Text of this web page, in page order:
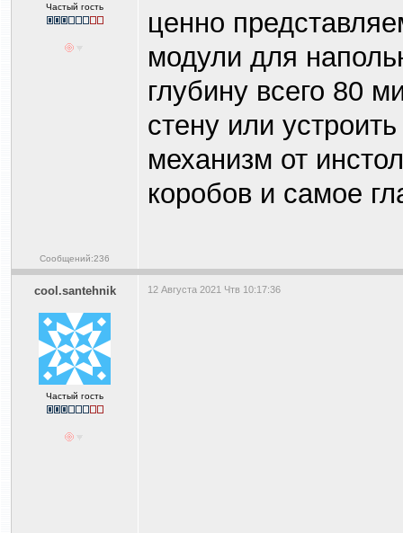
Частый гость
Сообщений:236
ценно
модули для
глубину всего 80
стену или
механизм от
коробов и самое
cool.santehnik
Частый гость
12 Августа 2021 Чтв 10:17:36